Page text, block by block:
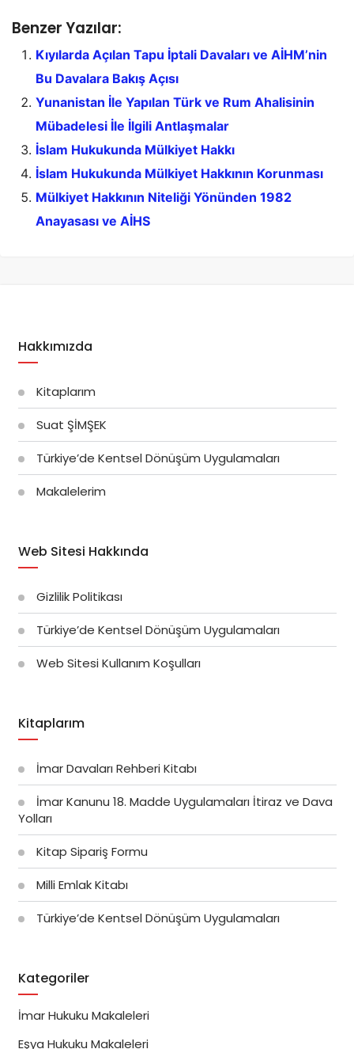
Benzer Yazılar:
Kıyılarda Açılan Tapu İptali Davaları ve AİHM’nin
Bu Davalara Bakış Açısı
Yunanistan İle Yapılan Türk ve Rum Ahalisinin
Mübadelesi İle İlgili Antlaşmalar
İslam Hukukunda Mülkiyet Hakkı
İslam Hukukunda Mülkiyet Hakkının Korunması
Mülkiyet Hakkının Niteliği Yönünden 1982
Anayasası ve AİHS
Hakkımızda
Kitaplarım
Suat ŞİMŞEK
Türkiye’de Kentsel Dönüşüm Uygulamaları
Makalelerim
Web Sitesi Hakkında
Gizlilik Politikası
Türkiye’de Kentsel Dönüşüm Uygulamaları
Web Sitesi Kullanım Koşulları
Kitaplarım
İmar Davaları Rehberi Kitabı
İmar Kanunu 18. Madde Uygulamaları İtiraz ve Dava
Yolları
Kitap Sipariş Formu
Milli Emlak Kitabı
Türkiye’de Kentsel Dönüşüm Uygulamaları
Kategoriler
İmar Hukuku Makaleleri
Eşya Hukuku Makaleleri